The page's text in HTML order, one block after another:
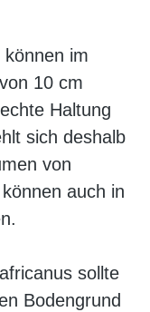
können im
10 cm
Haltung
sich deshalb
von
auch in
sollte
Bodengrund